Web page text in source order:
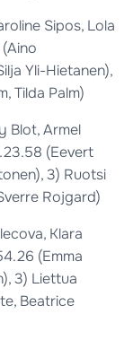
Sipos, Lola
Yli-Hietanen),
Tilda Palm)
Blot, Armel
(Eevert
3) Ruotsi
Rojgard)
Klara
(Emma
3) Liettua
Beatrice